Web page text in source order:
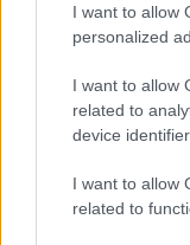
I want to allow
personalized
I want to allow
related to
device
I want to allow
related to
Magna Pars
Matteo Pellegrino · 7
ALIMENTAZIONE